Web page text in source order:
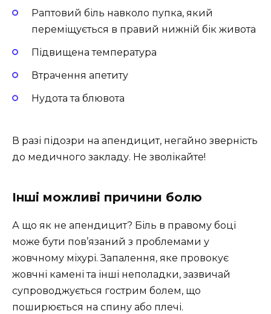
Раптовий біль навколо пупка, який
переміщується в правий нижній бік живота
Підвищена температура
Втрачення апетиту
Нудота та блювота
В разі підозри на апендицит, негайно зверність
до медичного закладу. Не зволікайте!
Інші можливі причини болю
А що як не апендицит? Біль в правому боці
може бути пов’язаний з проблемами у
жовчному міхурі. Запалення, яке провокує
жовчні камені та інші неполадки, зазвичай
супроводжується гострим болем, що
поширюється на спину або плечі.